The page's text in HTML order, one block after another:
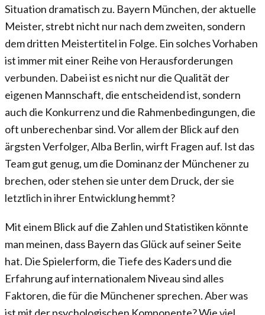
Situation dramatisch zu. Bayern München, der aktuelle
Meister, strebt nicht nur nach dem zweiten, sondern
dem dritten Meistertitel in Folge. Ein solches Vorhaben
ist immer mit einer Reihe von Herausforderungen
verbunden. Dabei ist es nicht nur die Qualität der
eigenen Mannschaft, die entscheidend ist, sondern
auch die Konkurrenz und die Rahmenbedingungen, die
oft unberechenbar sind. Vor allem der Blick auf den
ärgsten Verfolger, Alba Berlin, wirft Fragen auf. Ist das
Team gut genug, um die Dominanz der Münchener zu
brechen, oder stehen sie unter dem Druck, der sie
letztlich in ihrer Entwicklung hemmt?
Mit einem Blick auf die Zahlen und Statistiken könnte
man meinen, dass Bayern das Glück auf seiner Seite
hat. Die Spielerform, die Tiefe des Kaders und die
Erfahrung auf internationalem Niveau sind alles
Faktoren, die für die Münchener sprechen. Aber was